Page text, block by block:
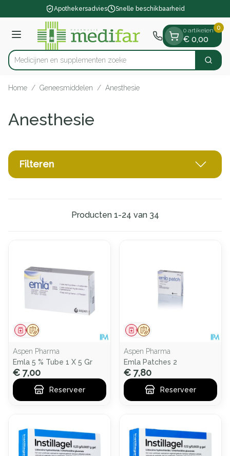
Ga naar de inhoudApothekersadvies Snelle beschikbaarheid
Menu
Product, merk, categorie...
Medicijnen en s Zoek
0 artikelen
€ 0,00
0
Home / Geneesmiddelen / Anesthesie
Anesthesie
Filteren
Producten 1-24 van 34
Op voorschrift
Geneesmiddel
Aspen Pharma
Emla 5 % Tube 1 X 5 Gr
€ 7,00
Reserveer
Op voorschrift
Geneesmiddel
Aspen Pharma
Emla Patches 2
€ 7,80
Reserveer